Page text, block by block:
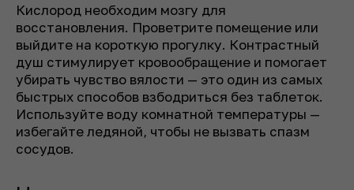
Кислород необходим мозгу для
восстановления. Проветрите помещение или
выйдите на короткую прогулку. Контрастный
душ стимулирует кровообращение и помогает
убирать чувство вялости — это один из самых
быстрых способов взбодриться без таблеток.
Используйте воду комнатной температуры —
избегайте ледяной, чтобы не вызвать спазм
сосудов.